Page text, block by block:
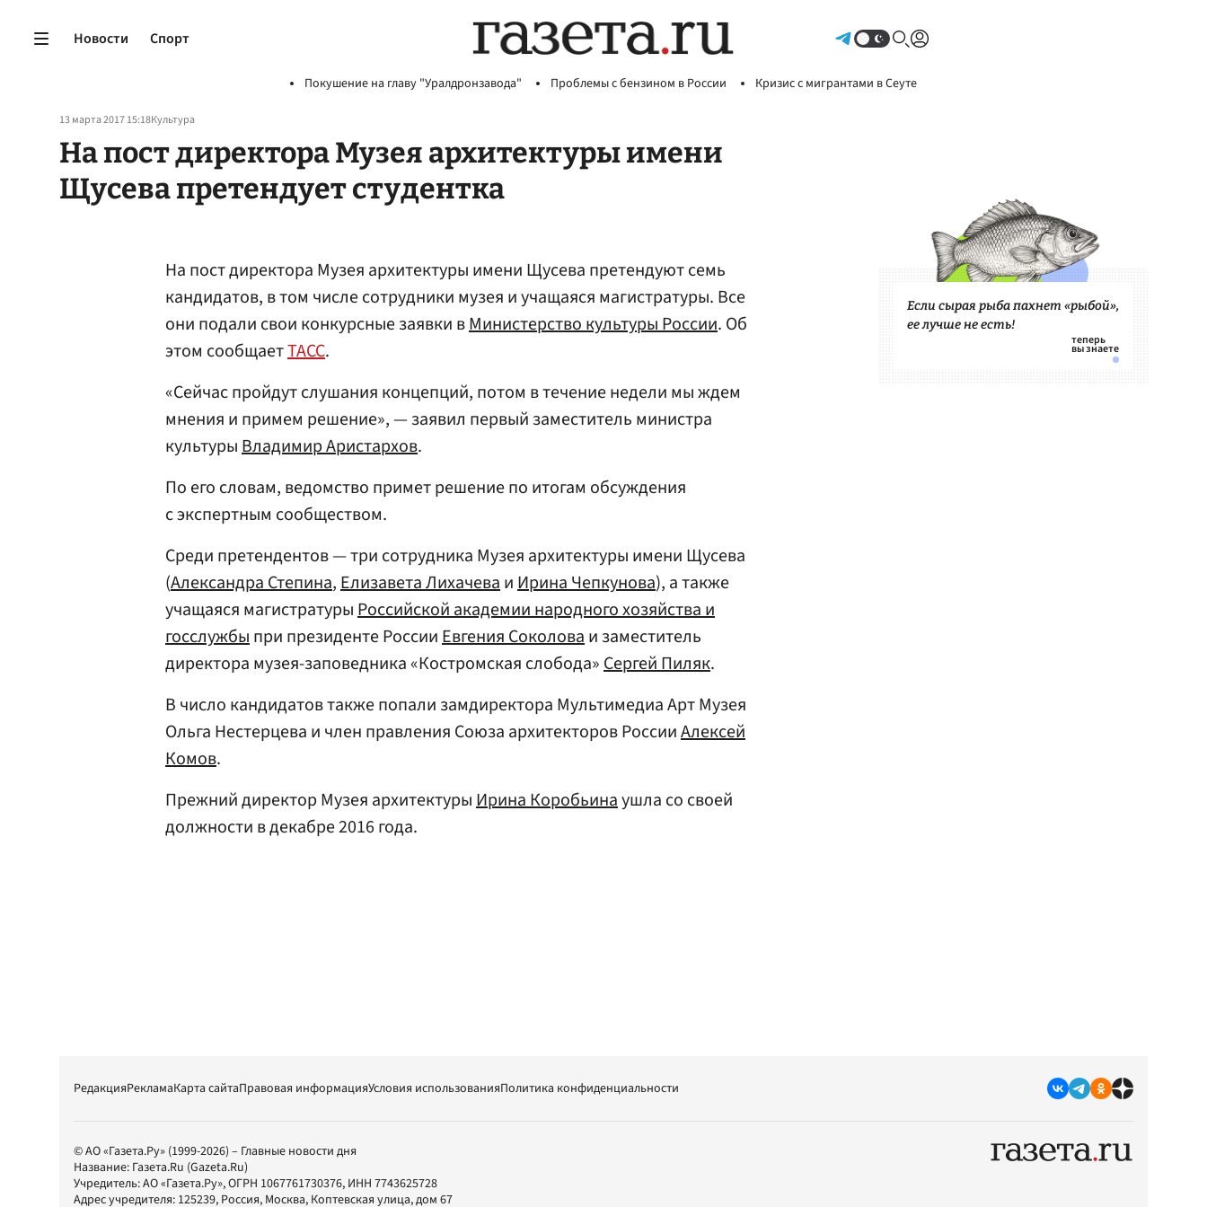
Новости Спорт
Покушение на главу "Уралдронзавода" Проблемы с бензином в России Кризис с мигрантами в Сеуте
13 марта 2017 15:18Культура
На пост директора Музея архитектуры имени
Щусева претендует студентка
На пост директора Музея архитектуры имени Щусева претендуют семь
кандидатов, в том числе сотрудники музея и учащаяся магистратуры. Все
они подали свои конкурсные заявки вМинистерство культуры России. Об
этом сообщаетТАСС.
«Сейчас пройдут слушания концепций, потом в течение недели мы ждем
мнения и примем решение», — заявил первый заместитель министра
культурыВладимир Аристархов.
По его словам, ведомство примет решение по итогам обсуждения
с экспертным сообществом.
Среди претендентов — три сотрудника Музея архитектуры имени Щусева
(Александра Степина,Елизавета ЛихачеваиИрина Чепкунова), а также
учащаяся магистратурыРоссийской академии народного хозяйства и
госслужбыпри президенте РоссииЕвгения Соколоваи заместитель
директора музея-заповедника «Костромская слобода»Сергей Пиляк.
В число кандидатов также попали замдиректора Мультимедиа Арт Музея
Ольга Нестерцева и член правления Союза архитекторов РоссииАлексей
Комов.
Прежний директор Музея архитектурыИрина Коробьинаушла со своей
должности в декабре 2016 года.
Если сырая рыба пахнет «рыбой»,
ее лучше не есть!
РедакцияРекламаКарта сайтаПравовая информацияУсловия использованияПолитика конфиденциальности
© АО «Газета.Ру» (1999-2026) – Главные новости дня
Название: Газета.Ru (Gazeta.Ru)
Учредитель:АО «Газета.Ру», ОГРН 1067761730376, ИНН 7743625728
Адрес учредителя: 125239, Россия, Москва, Коптевская улица, дом 67